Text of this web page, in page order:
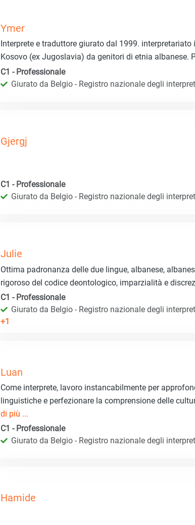
Ymer
Interprete e traduttore giurato dal 1999.
Kosovo (ex Jugoslavia) da genitori di etnia albanese.
C1 - Professionale
Giurato da Belgio - Registro nazionale degli
Gjergj
C1 - Professionale
Giurato da Belgio - Registro nazionale degli
Julie
Ottima padronanza delle due lingue, albanese,
rigoroso del codice deontologico, imparzialità e
C1 - Professionale
Giurato da Belgio - Registro nazionale degli
+1
Luan
Come interprete, lavoro instancabilmente per
linguistiche e perfezionare la comprensione delle
di più ...
C1 - Professionale
Giurato da Belgio - Registro nazionale degli
Hamide